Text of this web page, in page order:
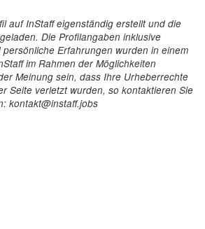
auf InStaff eigenständig erstellt und die
Die Profilangaben inklusive
Erfahrungen wurden in einem
im Rahmen der Möglichkeiten
Meinung sein, dass Ihre Urheberrechte
Seite verletzt wurden, so kontaktieren Sie
kontakt@instaff.jobs